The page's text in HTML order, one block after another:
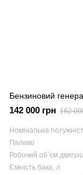
Бензиновий
142 000 грн 162
Номінальна
Паливо
Робочий об`єм
Ємність бака, л